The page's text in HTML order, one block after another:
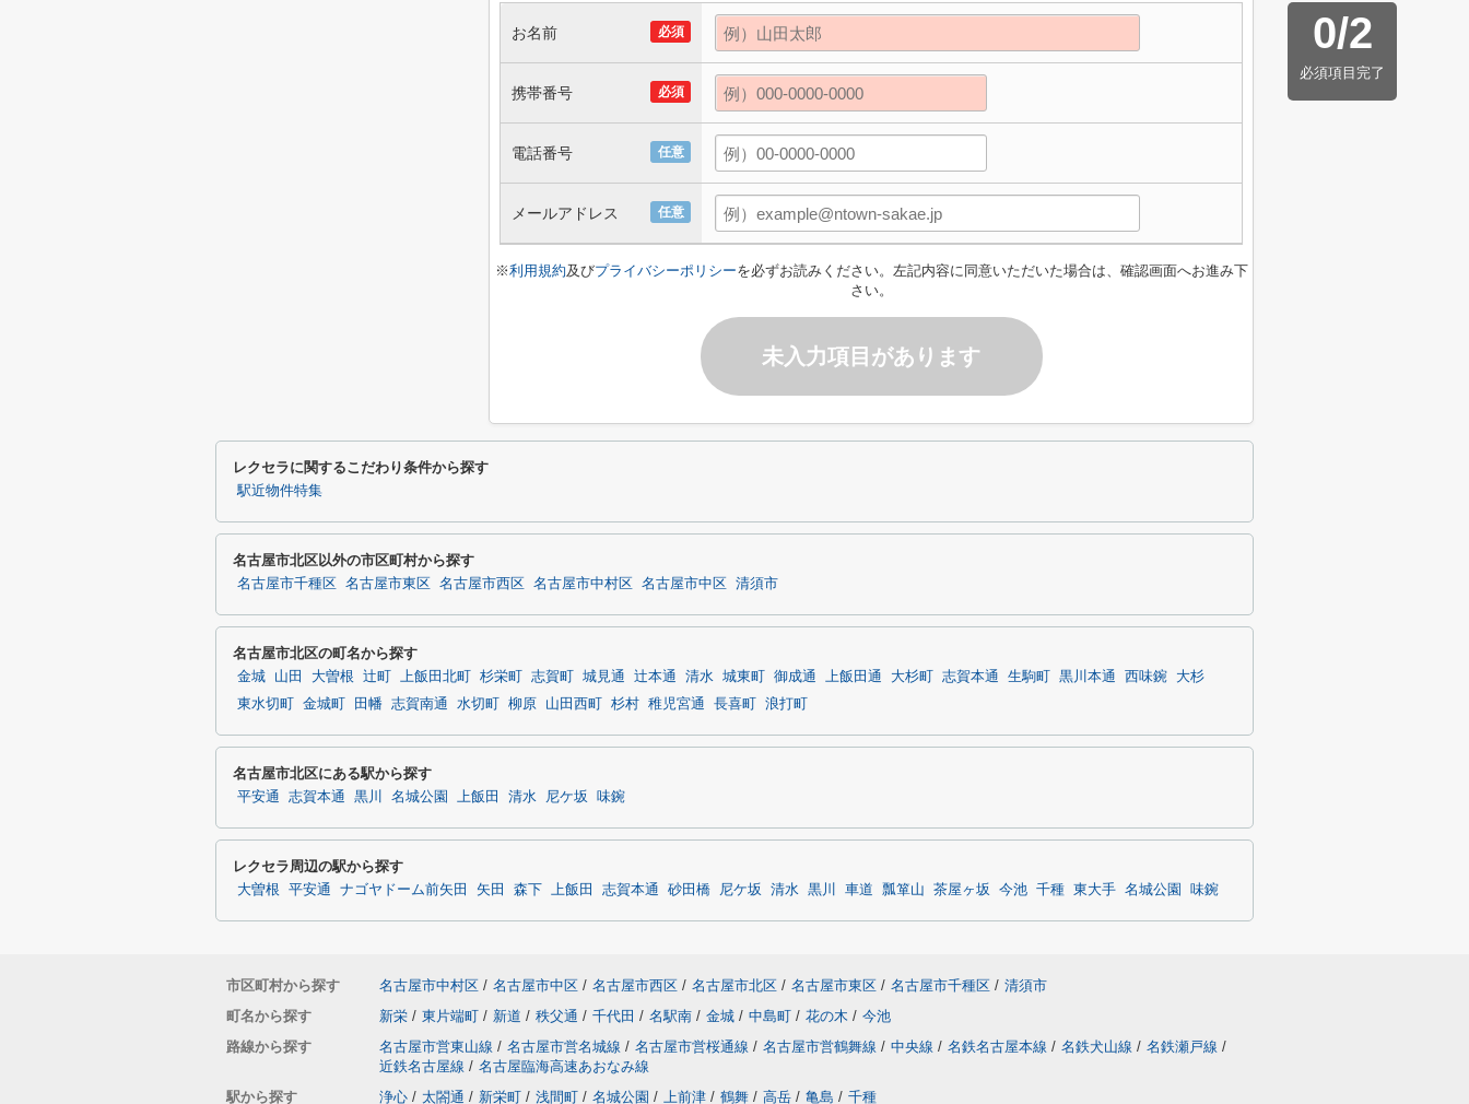
0/2
必須項目完了
必須
お名前
必須
携帯番号
任意
電話番号
任意
メールアドレス
※利用規約及びプライバシーポリシーを必ずお読みください。左記内容に同意いただいた場合は、確認画面へお進み下
さい。
未入力項目があります
レクセラに関するこだわり条件から探す
駅近物件特集
名古屋市北区以外の市区町村から探す
名古屋市千種区 名古屋市東区 名古屋市西区 名古屋市中村区 名古屋市中区 清須市
名古屋市北区の町名から探す
金城 山田 大曽根 辻町 上飯田北町 杉栄町 志賀町 城見通 辻本通 清水 城東町 御成通 上飯田通 大杉町 志賀本通 生駒町 黒川本通 西味鋺
大杉
東水切町
金城町 田幡 志賀南通 水切町 柳原 山田西町 杉村 稚児宮通 長喜町 浪打町
名古屋市北区にある駅から探す
平安通 志賀本通 黒川 名城公園 上飯田 清水 尼ケ坂 味鋺
レクセラ周辺の駅から探す
大曽根 平安通 ナゴヤドーム前矢田 矢田 森下 上飯田 志賀本通 砂田橋 尼ケ坂 清水 黒川 車道 瓢箪山 茶屋ヶ坂 今池 千種 東大手 名城公園 味鋺
市区町村から探す 名古屋市中村区 / 名古屋市中区 / 名古屋市西区 / 名古屋市北区 / 名古屋市東区 / 名古屋市千種区 / 清須市
町名から探す
新栄 / 東片端町 / 新道 / 秩父通 / 千代田 / 名駅南 / 金城 / 中島町 / 花の木 / 今池
路線から探す
名古屋市営東山線 / 名古屋市営名城線 / 名古屋市営桜通線 / 名古屋市営鶴舞線 / 中央線 / 名鉄名古屋本線 / 名鉄犬山線 / 名鉄瀬戸線 /
近鉄名古屋線 / 名古屋臨海高速あおなみ線
駅から探す
浄心 / 太閤通 / 新栄町 / 浅間町 / 名城公園 / 上前津 / 鶴舞 / 高岳 / 亀島 / 千種